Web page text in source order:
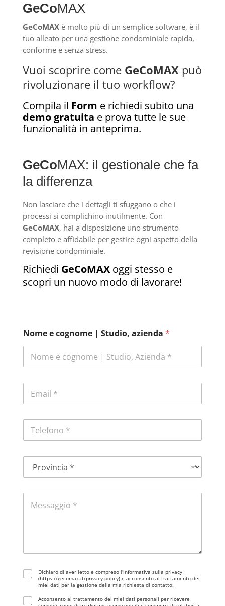
GeCoMAX
GeCoMAXè molto più di un semplice software, è il
tuo alleato per una gestione condominiale rapida,
conforme e senza stress.
Vuoi scoprire come GeCoMAXpuò
rivoluzionare il tuo workflow?
Compila il Form e richiedi subito una
demo gratuita e prova tutte le sue
funzionalità in anteprima.
GeCoMAX: il gestionale che fa
la differenza
Non lasciare che i dettagli ti sfuggano o che i
processi si complichino inutilmente. Con
GeCoMAX, hai a disposizione uno strumento
completo e affidabile per gestire ogni aspetto della
revisione condominiale.
Richiedi GeCoMAXoggi stesso e
scopri un nuovo modo di lavorare!
Nome e cognome | Studio, azienda *
E
a
T
l
n
o
P
o
M
g
o
G
D
R
Dichiaro di aver letto e compreso l'informativa sulla privacy
(https://gecomax.it/privacy-policy) e acconsento al trattamento dei
miei dati per la gestione della mia richiesta di contatto.
Acconsento al trattamento dei miei dati personali per ricevere